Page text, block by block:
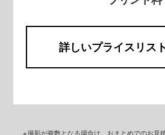
詳しいプライスリス
※ 撮影が複数となる場合は、おまとめでのお見